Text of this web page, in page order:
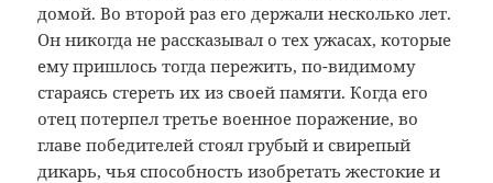
домой. Во второй раз его держали несколько лет.
Он никогда не рассказывал о тех ужасах, которые
ему пришлось тогда пережить, по-видимому
стараясь стереть их из своей памяти. Когда его
отец потерпел третье военное поражение, во
главе победителей стоял грубый и свирепый
дикарь, чья способность изобретать жестокие и